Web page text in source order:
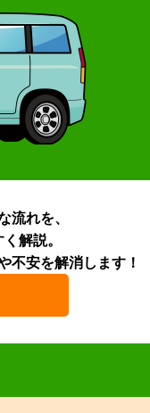
流れを、
解説。
不安を解消します！